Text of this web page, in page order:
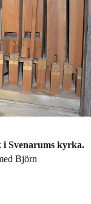
i Svenarums kyrka.
Björn